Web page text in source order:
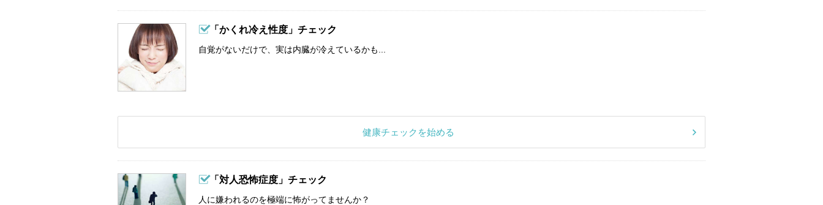
「かくれ冷え性度」チェック
自覚がないだけで、実は内臓が冷えているかも...
健康チェックを始める
「対人恐怖症度」チェック
人に嫌われるのを極端に怖がってませんか？